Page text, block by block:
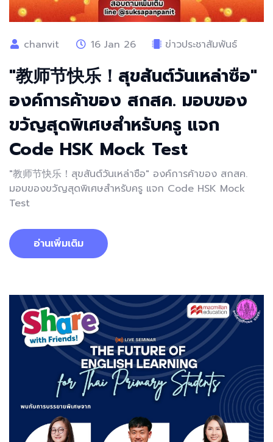
chanvit 16 Jan 26 ข่าวประชาสัมพันธ์
"教师节快乐！สุขสันต์วันเหล่าซือ"
องค์การค้าของ สกสค. มอบของ
ขวัญสุดพิเศษสำหรับครู แจก
Code HSK Mock Test
"教师节快乐！สุขสันต์วันเหล่าซือ" องค์การค้าของ สกสค.
มอบของขวัญสุดพิเศษสำหรับครู แจก Code HSK Mock
Test
อ่านเพิ่มเติม